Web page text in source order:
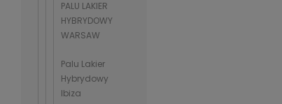
PALU LAKIER
HYBRYDOWY
WARSAW
Palu Lakier
Hybrydowy
Ibiza